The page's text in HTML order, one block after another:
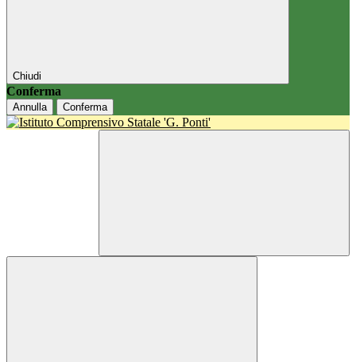
Chiudi
Conferma
Annulla Conferma